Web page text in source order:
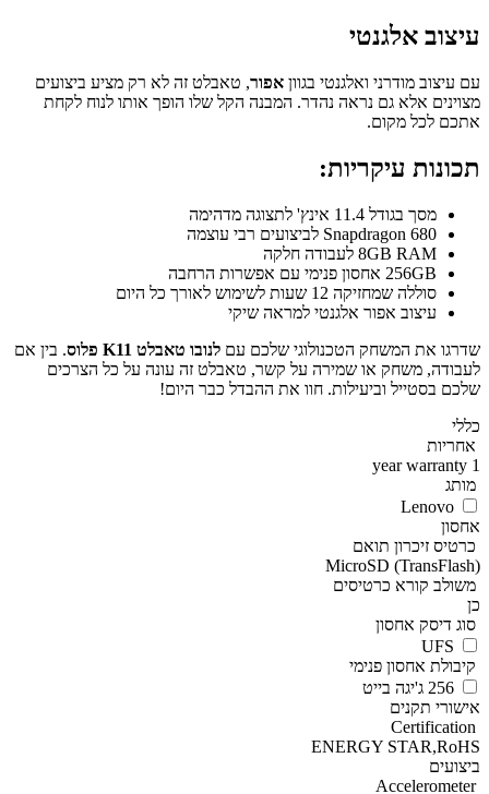
עיצוב אלגנטי
עם עיצוב מודרני ואלגנטי בגוון אפור, טאבלט זה לא רק מציע ביצועים
מצוינים אלא גם נראה נהדר. המבנה הקל שלו הופך אותו לנוח לקחת
אתכם לכל מקום.
תכונות עיקריות:
מסך בגודל 11.4 אינץ' לתצוגה מדהימה
Snapdragon 680 לביצועים רבי עוצמה
8GB RAM לעבודה חלקה
256GB אחסון פנימי עם אפשרות הרחבה
סוללה שמחזיקה 12 שעות לשימוש לאורך כל היום
עיצוב אפור אלגנטי למראה שיקי
שדרגו את המשחק הטכנולוגי שלכם עם לנובו טאבלט K11 פלוס
. בין אם
לעבודה, משחק או שמירה על קשר, טאבלט זה עונה על כל הצרכים
שלכם בסטייל וביעילות. חוו את ההבדל כבר היום!
כללי
אחריות
1 year warranty
מותג
אחסון
כרטיס זיכרון תואם
MicroSD (TransFlash)
משולב קורא כרטיסים
כן
סוג דיסק אחסון
קיבולת אחסון פנימי
אישורי תקנים
Certification
ENERGY STAR,RoHS
ביצועים
Accelerometer